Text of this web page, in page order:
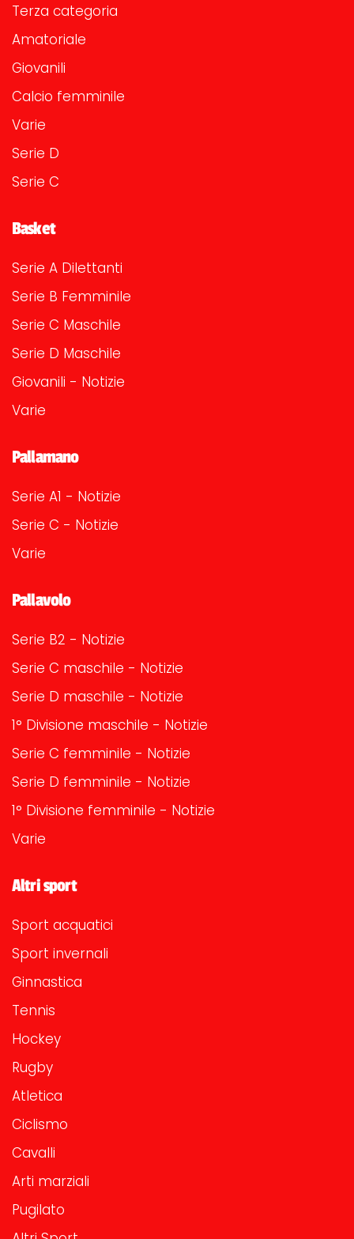
Terza categoria
Amatoriale
Giovanili
Calcio femminile
Varie
Serie D
Serie C
Basket
Serie A Dilettanti
Serie B Femminile
Serie C Maschile
Serie D Maschile
Giovanili - Notizie
Varie
Pallamano
Serie A1 - Notizie
Serie C - Notizie
Varie
Pallavolo
Serie B2 - Notizie
Serie C maschile - Notizie
Serie D maschile - Notizie
1° Divisione maschile - Notizie
Serie C femminile - Notizie
Serie D femminile - Notizie
1° Divisione femminile - Notizie
Varie
Altri sport
Sport acquatici
Sport invernali
Ginnastica
Tennis
Hockey
Rugby
Atletica
Ciclismo
Cavalli
Arti marziali
Pugilato